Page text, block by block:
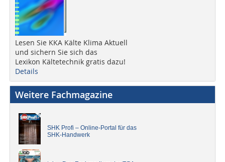
Lesen Sie KKA Kälte Klima Aktuell
und sichern Sie sich das
Lexikon Kältetechnik gratis dazu!
Details
Weitere Fachmagazine
SHK Profi – Online-Portal für das
SHK-Handwerk